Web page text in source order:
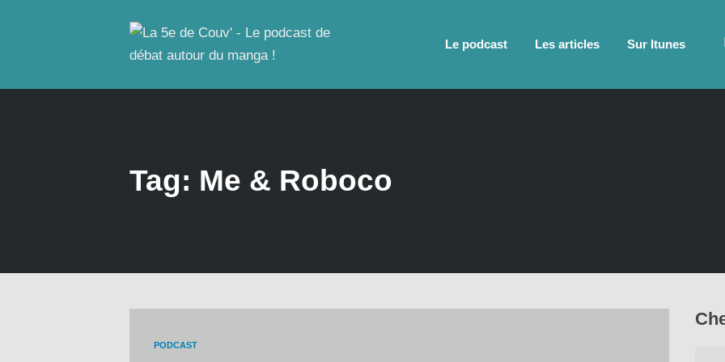
Le podcast Les articles Sur Itunes
Tag: Me & Roboco
PODCAST